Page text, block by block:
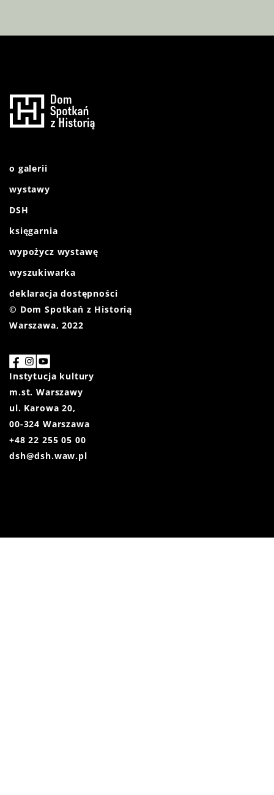
o galerii
wystawy
DSH
księgarnia
wypożycz wystawę
wyszukiwarka
deklaracja dostępności
© Dom Spotkań z Historią
Warszawa, 2022
Instytucja kultury
m.st. Warszawy
ul. Karowa 20,
00-324 Warszawa
+48 22 255 05 00
dsh@dsh.waw.pl